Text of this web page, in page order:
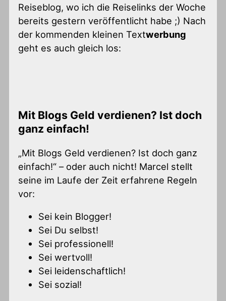
Reiseblog, wo ich die Reiselinks der Woche
bereits gestern veröffentlicht habe ;) Nach
der kommenden kleinen Textwerbung
geht es auch gleich los:
Mit Blogs Geld verdienen? Ist doch
ganz einfach!
„Mit Blogs Geld verdienen? Ist doch ganz
einfach!“ – oder auch nicht! Marcel stellt
seine im Laufe der Zeit erfahrene Regeln
vor:
Sei kein Blogger!
Sei Du selbst!
Sei professionell!
Sei wertvoll!
Sei leidenschaftlich!
Sei sozial!